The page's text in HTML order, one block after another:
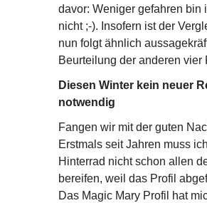
davor: Weniger gefahren bin
nicht ;-). Insofern ist der
nun folgt ähnlich
Beurteilung der anderen vier
Diesen Winter kein neuer
notwendig
Fangen wir mit der guten
Erstmals seit Jahren muss
Hinterrad nicht schon allen
bereifen, weil das Profil
Das Magic Mary Profil hat